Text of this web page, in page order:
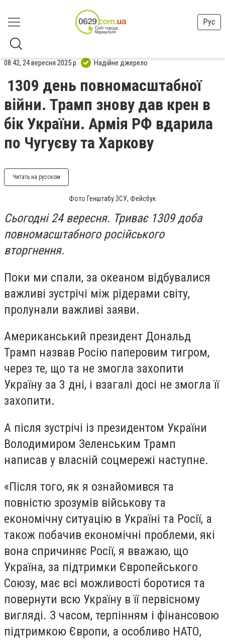
Рус
08:42, 24 вересня 2025 р. Надійне джерело
1309 день повномасштабної
війни. Трамп знову дав крен в
бік України. Армія РФ вдарила
по Чугуєву та Харкову
Читать на русском
Фото Генштабу ЗСУ, Фейсбук
Сьогодні 24 вересня. Триває 1309 доба
повномасштабного російського
вторгнення.
Поки ми спали, за океаном відбувалися
важливі зустрічі між рідерами світу,
пролунали важливі заяви.
Американський президент Дональд
Трамп назвав Росію паперовим тигром,
через те, що та не змогла захопити
Україну за 3 дні, і взагалі досі не змогла її
захопити.
А після зустрічі із президентом України
Володимиром Зеленським Трамп
написав у власній соцмережі наступне.
«Після того, як я ознайомився та
повністю зрозумів військову та
економічну ситуацію в Україні та Росії, а
також побачив економічні проблеми, які
вона спричиняє Росії, я вважаю, що
Україна, за підтримки Європейського
Союзу, має всі можливості боротися та
повернути всю Україну в її первісному
вигляді. З часом, терпінням і фінансовою
підтримкою Європи, а особливо НАТО,